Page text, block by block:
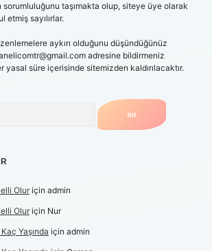
sorumluluğunu taşımakta olup, siteye üye olarak
etmiş sayılırlar.
aykırı olduğunu düşündüğünüz
adresine bildirmeniz
yasal süre içerisinde sitemizden kaldırılacaktır.
Oluriçin admin
Oluriçin Nur
Yaşında için admin